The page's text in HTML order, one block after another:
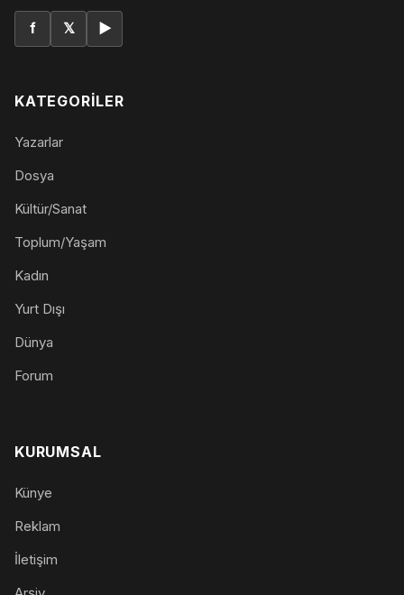
f 𝕏 ▶
KATEGORILER
Yazarlar
Dosya
Kültür/Sanat
Toplum/Yaşam
Kadın
Yurt Dışı
Dünya
Forum
KURUMSAL
Künye
Reklam
İletişim